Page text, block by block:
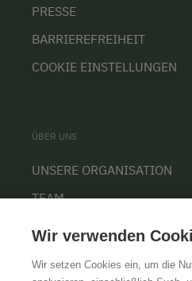
PRESSE
BARRIEREFREIHEIT
COOKIE EINSTELLUNGEN
ÜBER UNS
UNSERE ORGANISATION
TEAM
Wir verwenden
Wir setzen Cookies ein, um die